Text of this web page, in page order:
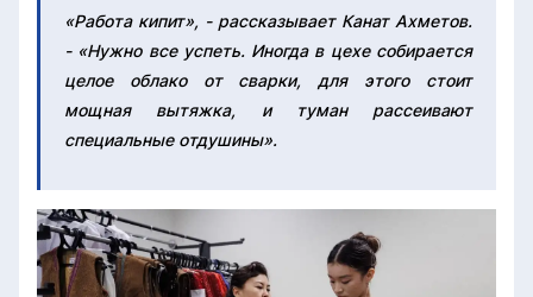
«Работа кипит», - рассказывает Канат Ахметов.
- «Нужно все успеть. Иногда в цехе собирается
целое облако от сварки, для этого стоит
мощная вытяжка, и туман рассеивают
специальные отдушины».